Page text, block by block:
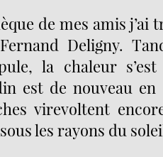
de mes amis j’ai
Deligny.
la chaleur
est de nouveau en
virevoltent
les rayons du